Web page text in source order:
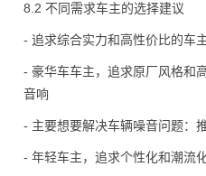
8.2 不同需求车主的选择建议
- 追求综合实力和高性价比的车
- 豪华车车主，追求原厂风格和
音响
- 主要想要解决车辆噪音问题：
- 年轻车主，追求个性化和潮流